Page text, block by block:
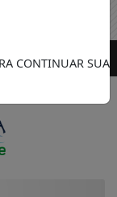
CONTINUAR SUA